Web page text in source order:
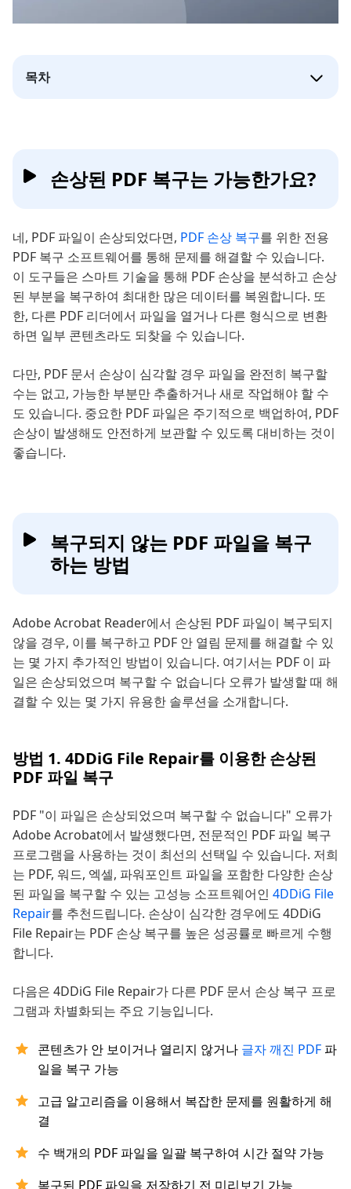
목차
손상된 PDF 복구는 가능한가요?
네, PDF 파일이 손상되었다면, PDF 손상 복구를 위한 전용
PDF 복구 소프트웨어를 통해 문제를 해결할 수 있습니다.
이 도구들은 스마트 기술을 통해 PDF 손상을 분석하고 손상
된 부분을 복구하여 최대한 많은 데이터를 복원합니다. 또
한, 다른 PDF 리더에서 파일을 열거나 다른 형식으로 변환
하면 일부 콘텐츠라도 되찾을 수 있습니다.
다만, PDF 문서 손상이 심각할 경우 파일을 완전히 복구할
수는 없고, 가능한 부분만 추출하거나 새로 작업해야 할 수
도 있습니다. 중요한 PDF 파일은 주기적으로 백업하여, PDF
손상이 발생해도 안전하게 보관할 수 있도록 대비하는 것이
좋습니다.
복구되지 않는 PDF 파일을 복구
하는 방법
Adobe Acrobat Reader에서 손상된 PDF 파일이 복구되지
않을 경우, 이를 복구하고 PDF 안 열림 문제를 해결할 수 있
는 몇 가지 추가적인 방법이 있습니다. 여기서는 PDF 이 파
일은 손상되었으며 복구할 수 없습니다 오류가 발생할 때 해
결할 수 있는 몇 가지 유용한 솔루션을 소개합니다.
방법 1. 4DDiG File Repair를 이용한 손상된
PDF 파일 복구
PDF "이 파일은 손상되었으며 복구할 수 없습니다" 오류가
Adobe Acrobat에서 발생했다면, 전문적인 PDF 파일 복구
프로그램을 사용하는 것이 최선의 선택일 수 있습니다. 저희
는 PDF, 워드, 엑셀, 파워포인트 파일을 포함한 다양한 손상
된 파일을 복구할 수 있는 고성능 소프트웨어인 4DDiG File
Repair를 추천드립니다. 손상이 심각한 경우에도 4DDiG
File Repair는 PDF 손상 복구를 높은 성공률로 빠르게 수행
합니다.
다음은 4DDiG File Repair가 다른 PDF 문서 손상 복구 프로
그램과 차별화되는 주요 기능입니다.
콘텐츠가 안 보이거나 열리지 않거나 글자 깨진 PDF 파
일을 복구 가능
고급 알고리즘을 이용해서 복잡한 문제를 원활하게 해
결
수 백개의 PDF 파일을 일괄 복구하여 시간 절약 가능
복구된 PDF 파일을 저장하기 전 미리보기 가능